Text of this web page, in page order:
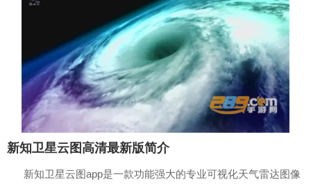
新知卫星云图高清最新版简介
新知卫星云图app是一款功能强大的专业可视化天气雷达图像